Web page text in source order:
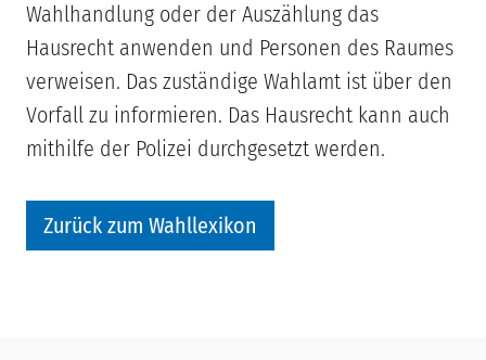
Wahlhandlung oder der Auszählung das
Hausrecht anwenden und Personen des Raumes
verweisen. Das zuständige Wahlamt ist über den
Vorfall zu informieren. Das Hausrecht kann auch
mithilfe der Polizei durchgesetzt werden.
Zurück zum Wahllexikon